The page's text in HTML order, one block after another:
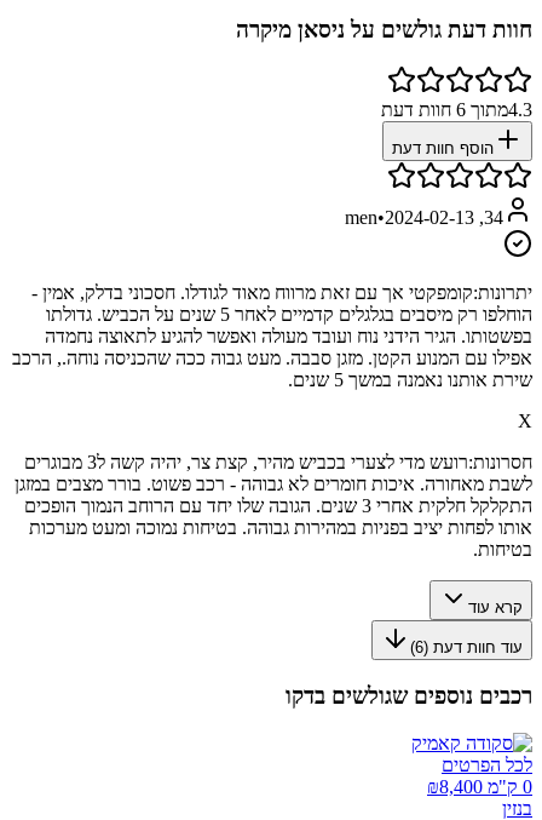
חוות דעת גולשים על ניסאן מיקרה
4.3מתוך 6 חוות דעת
הוסף חוות דעת
34, men
•2024-02-13
יתרונות:קומפקטי אך עם זאת מרווח מאוד לגודלו. חסכוני בדלק, אמין -
הוחלפו רק מיסבים בגלגלים קדמיים לאחר 5 שנים על הכביש. גדולתו
בפשטותו. הגיר הידני נוח ועובד מעולה ואפשר להגיע לתאוצה נחמדה
אפילו עם המנוע הקטן. מזגן סבבה. מעט גבוה ככה שהכניסה נוחה., הרכב
שירת אותנו נאמנה במשך 5 שנים.
X
חסרונות:
רועש מדי לצערי בכביש מהיר, קצת צר, יהיה קשה ל3 מבוגרים
לשבת מאחורה. איכות חומרים לא גבוהה - רכב פשוט. בורר מצבים במזגן
התקלקל חלקית אחרי 3 שנים. הגובה שלו יחד עם הרוחב הנמוך הופכים
אותו לפחות יציב בפניות במהירות גבוהה. בטיחות נמוכה ומעט מערכות
בטיחות.
קרא עוד
עוד חוות דעת (6
)
רכבים נוספים שגולשים בדקו
לכל הפרטים
0 ק"מ ₪
8,400
בנזין